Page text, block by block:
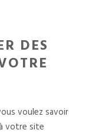
DES
voulez savoir
votre site